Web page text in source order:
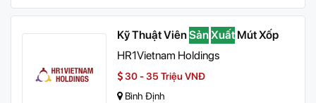
Kỹ Thuật ViênSảnXuất Mút Xốp
HR1Vietnam Holdings
30 - 35 Triệu VNĐ
Bình Định